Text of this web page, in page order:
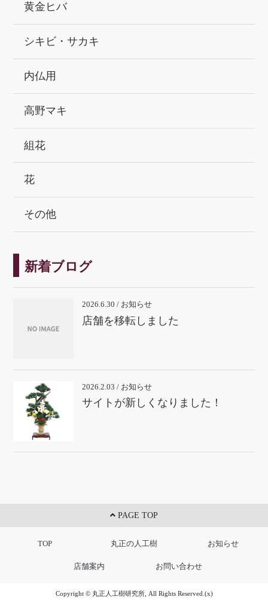
黄金ヒバ
シキビ・サカキ
内仏用
高野マキ
組花
花
その他
新着ブログ
2026.6.30 / お知らせ
店舗を移転しました
2026.2.03 / お知らせ
サイトが新しくなりました！
PAGE TOP
TOP 丸正の人工樹 お知らせ
店舗案内 お問い合わせ
Copyright © 丸正人工樹研究所, All Rights Reserved.(x)